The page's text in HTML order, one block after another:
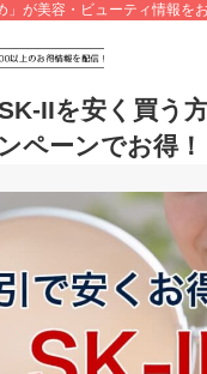
」が美容・ビューティ情報を
SK-IIを安く買う
ペーンでお得！